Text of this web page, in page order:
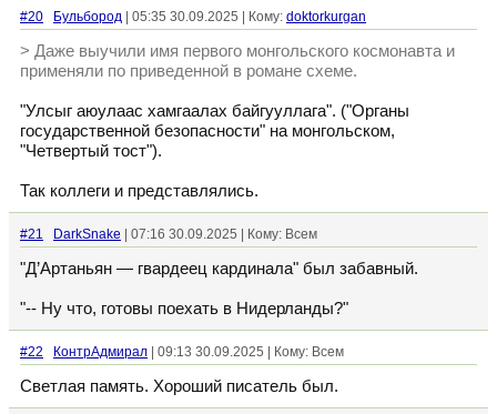
#20 Бульбород | 05:35 30.09.2025 | Кому: doktorkurgan
> Даже выучили имя первого монгольского космонавта и
применяли по приведенной в романе схеме.
"Улсыг аюулаас хамгаалах байгууллага". ("Органы
государственной безопасности" на монгольском,
"Четвертый тост").
Так коллеги и представлялись.
#21 DarkSnake | 07:16 30.09.2025 | Кому: Всем
"Д’Артаньян — гвардеец кардинала" был забавный.
"-- Ну что, готовы поехать в Нидерланды?"
#22 КонтрАдмирал | 09:13 30.09.2025 | Кому: Всем
Светлая память. Хороший писатель был.